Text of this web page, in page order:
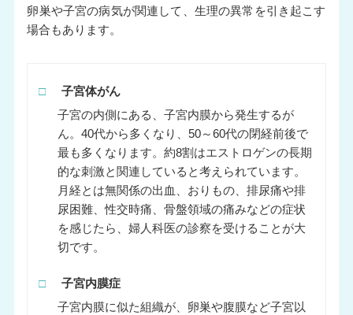
卵巣や子宮の病気が関連して、生理の異常を引き起こす
場合もあります。
□
子宮体がん
子宮の内側にある、子宮内膜から発生するが
ん。40代から多くなり、50～60代の閉経前後で
最も多くなります。約8割はエストロゲンの長期
的な刺激と関連していると考えられています。
月経とは無関係の出血、おりもの、排尿痛や排
尿困難、性交時痛、骨盤領域の痛みなどの症状
を感じたら、婦人科医の診察を受けることが大
切です。
□
子宮内膜症
子宮内膜に似た組織が、卵巣や腹膜など子宮以